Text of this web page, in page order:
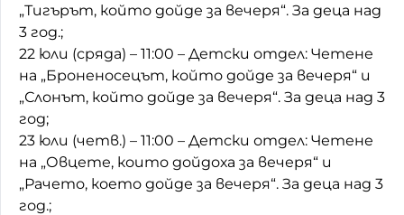
„Тигърът, който дойде за вечеря“. За деца над
3 год.;
22 юли (сряда) – 11:00 – Детски отдел: Четене
на „Броненосецът, който дойде за вечеря“ и
„Слонът, който дойде за вечеря“. За деца над 3
год;
23 юли (четв.) – 11:00 – Детски отдел: Четене
на „Овцете, които дойдоха за вечеря“ и
„Рачето, което дойде за вечеря“. За деца над 3
год.;